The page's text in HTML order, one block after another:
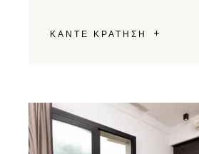
ΚΑΝΤΕ ΚΡΑΤΗΣΗ